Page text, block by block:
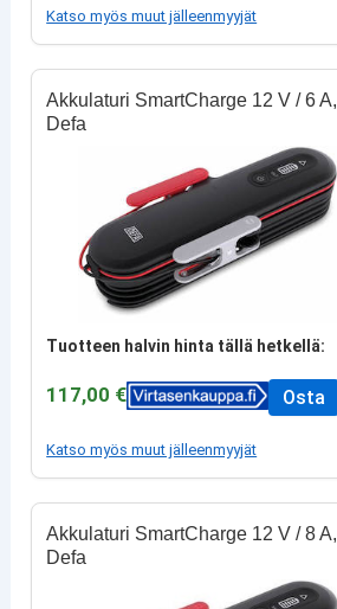
Katso myös muut jälleenmyyjät
Akkulaturi SmartCharge 12 V / 6 A,
Defa
Tuotteen halvin hinta tällä hetkellä:
117,00 € Osta
Katso myös muut jälleenmyyjät
Akkulaturi SmartCharge 12 V / 8 A,
Defa